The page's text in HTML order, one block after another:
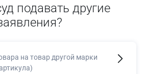
подавать другие
на товар другой марки